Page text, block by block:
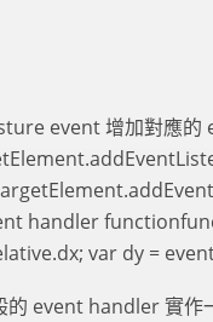
event 增加對應
handler
var dy =
的 event handler 實